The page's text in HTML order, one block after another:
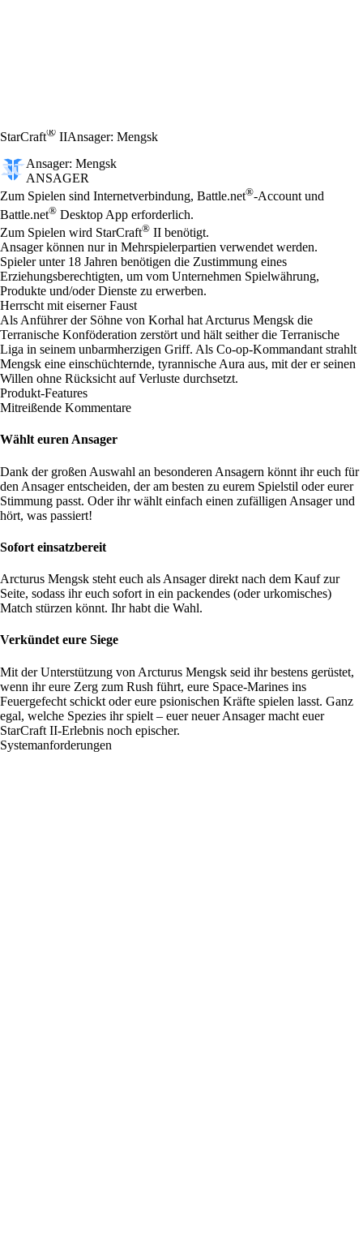
StarCraft® IIAnsager: Mengsk
Ansager: Mengsk
ANSAGER
Preis
Available actions
Zum Spielen sind Internetverbindung, Battle.net®-Account und
Battle.net® Desktop App erforderlich.
Zum Spielen wird StarCraft® II benötigt.
Ansager können nur in Mehrspielerpartien verwendet werden.
Spieler unter 18 Jahren benötigen die Zustimmung eines
Erziehungsberechtigten, um vom Unternehmen Spielwährung,
Produkte und/oder Dienste zu erwerben.
Herrscht mit eiserner Faust
Als Anführer der Söhne von Korhal hat Arcturus Mengsk die
Terranische Konföderation zerstört und hält seither die Terranische
Liga in seinem unbarmherzigen Griff. Als Co-op-Kommandant strahlt
Mengsk eine einschüchternde, tyrannische Aura aus, mit der er seinen
Willen ohne Rücksicht auf Verluste durchsetzt.
Produkt-Features
Mitreißende Kommentare
Wählt euren Ansager
Dank der großen Auswahl an besonderen Ansagern könnt ihr euch für
den Ansager entscheiden, der am besten zu eurem Spielstil oder eurer
Stimmung passt. Oder ihr wählt einfach einen zufälligen Ansager und
hört, was passiert!
Sofort einsatzbereit
Arcturus Mengsk steht euch als Ansager direkt nach dem Kauf zur
Seite, sodass ihr euch sofort in ein packendes (oder urkomisches)
Match stürzen könnt. Ihr habt die Wahl.
Verkündet eure Siege
Mit der Unterstützung von Arcturus Mengsk seid ihr bestens gerüstet,
wenn ihr eure Zerg zum Rush führt, eure Space-Marines ins
Feuergefecht schickt oder eure psionischen Kräfte spielen lasst. Ganz
egal, welche Spezies ihr spielt – euer neuer Ansager macht euer
StarCraft II-Erlebnis noch epischer.
Systemanforderungen